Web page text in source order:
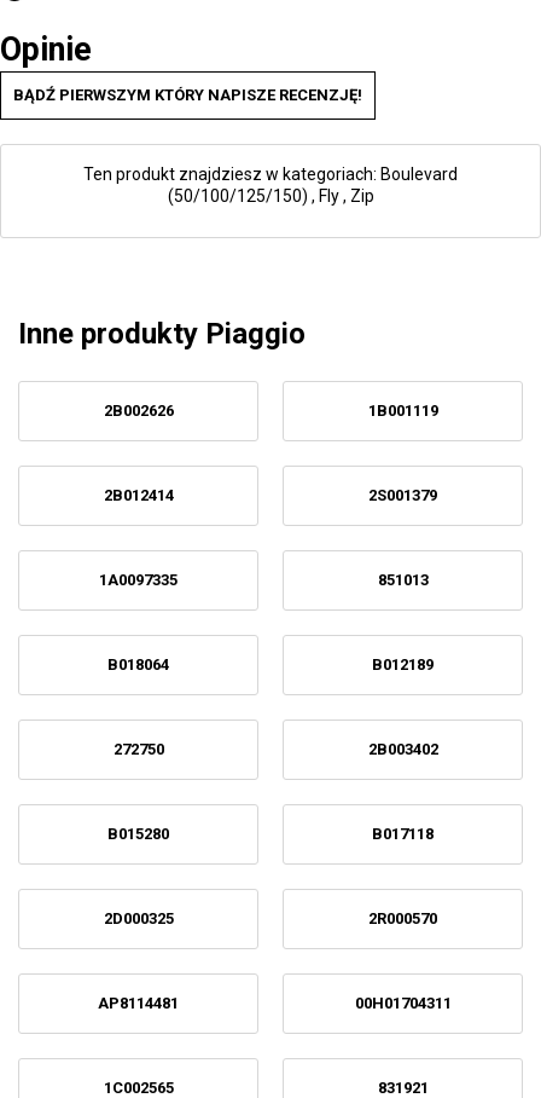
Opinie
BĄDŹ PIERWSZYM KTÓRY NAPISZE RECENZJĘ!
Ten produkt znajdziesz w kategoriach: Boulevard
(50/100/125/150) , Fly, Zip
Inne produkty Piaggio
2B002626 1B001119
2B012414 2S001379
1A0097335 851013
B018064 B012189
272750 2B003402
B015280 B017118
2D000325 2R000570
AP8114481 00H01704311
1C002565 831921